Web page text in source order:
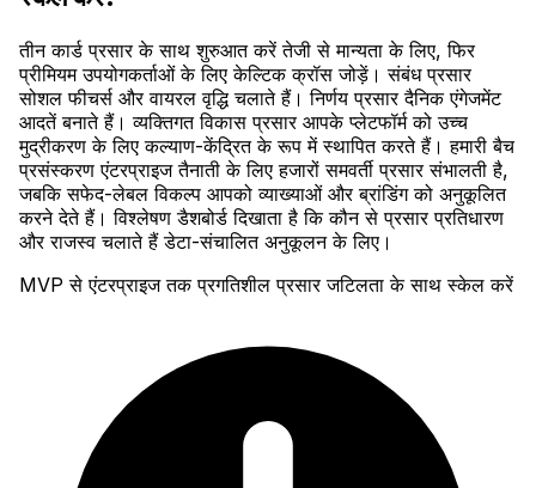
तीन कार्ड प्रसार के साथ शुरुआत करें तेजी से मान्यता के लिए, फिर
प्रीमियम उपयोगकर्ताओं के लिए केल्टिक क्रॉस जोड़ें। संबंध प्रसार
सोशल फीचर्स और वायरल वृद्धि चलाते हैं। निर्णय प्रसार दैनिक एंगेजमेंट
आदतें बनाते हैं। व्यक्तिगत विकास प्रसार आपके प्लेटफॉर्म को उच्च
मुद्रीकरण के लिए कल्याण-केंद्रित के रूप में स्थापित करते हैं। हमारी बैच
प्रसंस्करण एंटरप्राइज तैनाती के लिए हजारों समवर्ती प्रसार संभालती है,
जबकि सफेद-लेबल विकल्प आपको व्याख्याओं और ब्रांडिंग को अनुकूलित
करने देते हैं। विश्लेषण डैशबोर्ड दिखाता है कि कौन से प्रसार प्रतिधारण
और राजस्व चलाते हैं डेटा-संचालित अनुकूलन के लिए।
MVP से एंटरप्राइज तक प्रगतिशील प्रसार जटिलता के साथ स्केल करें